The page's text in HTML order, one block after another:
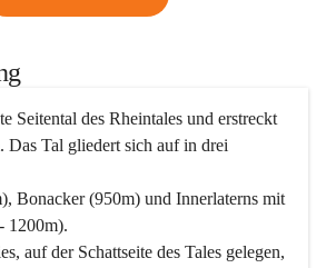
Seitental des Rheintales und erstreckt
Das Tal gliedert sich auf in drei
Bonacker (950m) und Innerlaterns mit
1200m).
auf der Schattseite des Tales gelegen,